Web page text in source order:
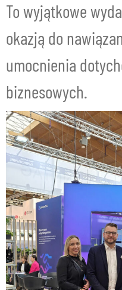
To wyjątkowe
okazją do
umocnienia
biznesowych.